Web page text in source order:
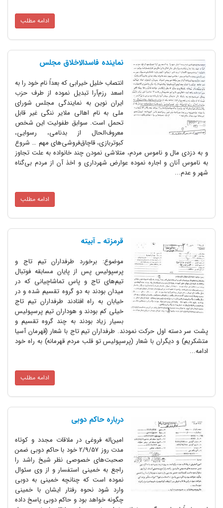
ادامه مطلب
‌نماینده فاسدالاخلاق مجلس
انتصاب خلیل خیرابی که بعداً نام خود را به
اسعد رزم‌آرا تبدیل نموده از طرف حزب
ایران نوین به نمایندگی مجلس شورای
ملی به نام اهالی ملایر ننگی غیر قابل
تحمل است. سوابق طفولیت این شخص
معروف‌الحال از بدنامی، رسوایی،
کبوتربازی، قاچاق‌فروشی‌های مهم … شروع
و به دزدی مال و ناموس مردم، متلاشی نمودن چند خانواده به علت تجاوز
به ناموس آنان و اجاره نموده عوارض شهرداری و اخذ آن از مردم بی‌گناه
شهر و عدم...
ادامه مطلب
قرمزته ـ ‌آبیته
موضوع: برخورد طرفداران تیم تاج و
پرسپولیس پس از پایان مسابقه فوتبال
تیم‌های تاج و پاس تماشاچیانی که در
میدان بودند به دو گروه تقسیم شده و در
خیابان به راه افتادند طرفداران تیم تاج
خیلی کم بودند و هوداران تیم پرسپولیس
بسیار زیاد بودند به چند گروه تقسیم و
پشت سر دسته اول حرکت نمودند. طرفداران تیم تاج با شعار (قهرمان آسیا
متشکریم) و دیگران با شعار (پرسپولیس تو قلب مردم قهرمانه) به راه خود
ادامه...
ادامه مطلب
درباره حاکم دوبی‌
امین‌اله فروغی در ملاقات مجدد و کوتاه
مدت روز 2/9/57 خود با حاکم دوبی ضمن
صحبت‌های خصوصی نظر شیخ راشد را
راجع به خمینی استفسار و از وی سئوال
نموده است که چنانچه خمینی به دوبی
وارد شود نحوه رفتار ایشان با خمینی
چگونه خواهد بود و حاکم دوبی پاسخ داده